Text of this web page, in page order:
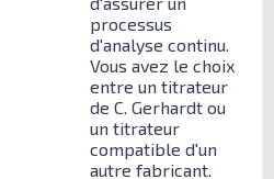
processus
d'analyse continu.
Vous avez le choix
entre un titrateur
de C. Gerhardt ou
un titrateur
compatible d'un
autre fabricant.